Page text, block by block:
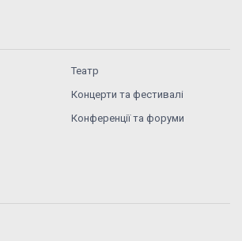
Театр
Концерти та фестивалі
Конференції та форуми